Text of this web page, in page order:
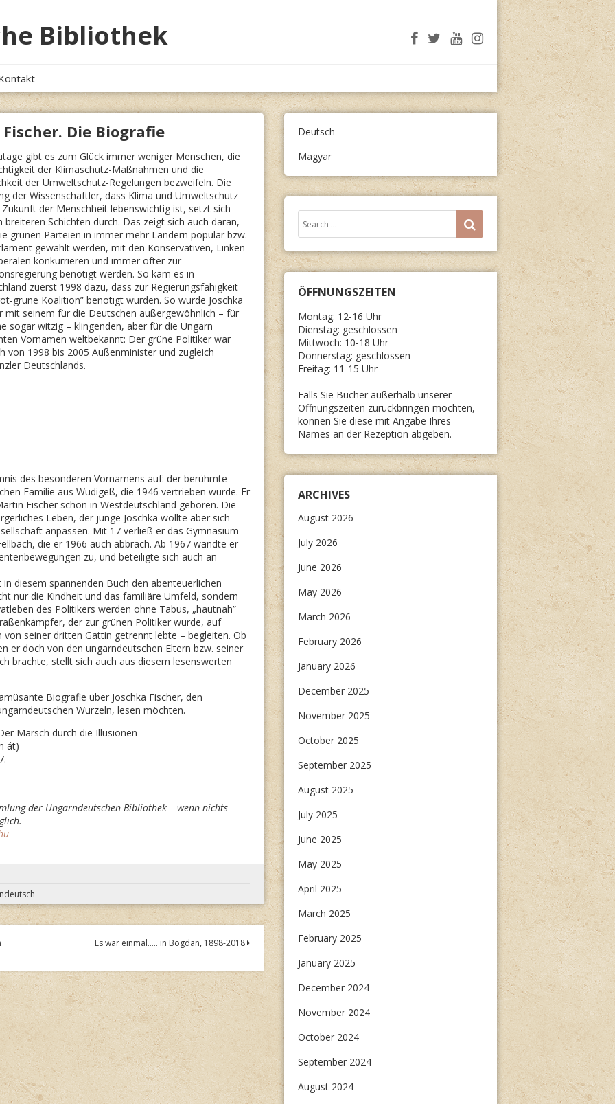
Bibliothek
Die Biografie
gibt es zum Glück immer weniger Menschen, die
der Klimaschutz-Maßnahmen und die
der Umweltschutz-Regelungen bezweifeln. Die
der Wissenschaftler, dass Klima und Umweltschutz
der Menschheit lebenswichtig ist, setzt sich
breiteren Schichten durch. Das zeigt sich auch daran,
grünen Parteien in immer mehr Ländern populär bzw.
gewählt werden, mit den Konservativen, Linken
konkurrieren und immer öfter zur
benötigt werden. So kam es in
zuerst 1998 dazu, dass zur Regierungsfähigkeit
grüne Koalition” benötigt wurden. So wurde Joschka
mit seinem für die Deutschen außergewöhnlich – für
sogar witzig – klingenden, aber für die Ungarn
Vornamen weltbekannt: Der grüne Politiker war
von 1998 bis 2005 Außenminister und zugleich
Deutschlands.
des besonderen Vornamens auf: der berühmte
Familie aus Wudigeß, die 1946 vertrieben wurde. Er
Fischer schon in Westdeutschland geboren. Die
Leben, der junge Joschka wollte aber sich
anpassen. Mit 17 verließ er das Gymnasium
die er 1966 auch abbrach. Ab 1967 wandte er
zu, und beteiligte sich auch an
diesem spannenden Buch den abenteuerlichen
nur die Kindheit und das familiäre Umfeld, sondern
des Politikers werden ohne Tabus, „hautnah”
der zur grünen Politiker wurde, auf
seiner dritten Gattin getrennt lebte – begleiten. Ob
er doch von den ungarndeutschen Eltern bzw. seiner
brachte, stellt sich auch aus diesem lesenswerten
Biografie über Joschka Fischer, den
Wurzeln, lesen möchten.
Marsch durch die Illusionen
át)
der Ungarndeutschen Bibliothek – wenn nichts
Es war einmal….. in Bogdan, 1898-2018
Deutsch
Magyar
Search
for:
SEARCH
ÖFFNUNGSZEITEN
Montag: 12-16 Uhr
Dienstag: geschlossen
Mittwoch: 10-18 Uhr
Donnerstag: geschlossen
Freitag: 11-15 Uhr
Falls Sie Bücher außerhalb unserer
Öffnungszeiten zurückbringen möchten,
können Sie diese mit Angabe Ihres
Names an der Rezeption abgeben.
ARCHIVES
August 2026
July 2026
June 2026
May 2026
March 2026
February 2026
January 2026
December 2025
November 2025
October 2025
September 2025
August 2025
July 2025
June 2025
May 2025
April 2025
March 2025
February 2025
January 2025
December 2024
November 2024
October 2024
September 2024
August 2024